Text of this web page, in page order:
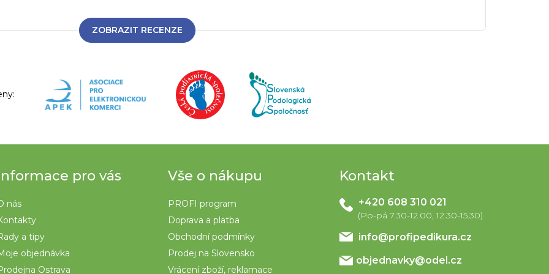
ZOBRAZIT RECENZE
pro vás
nás
a tipy
objednávka
Ostrava
Vše o nákupu
PROFI program
Doprava a platba
Obchodní podmínky
Prodej na Slovensko
Vrácení zboží, reklamace
Kontakt
info@profipedikura.cz
+420 608 310 021
objednavky@odel.cz